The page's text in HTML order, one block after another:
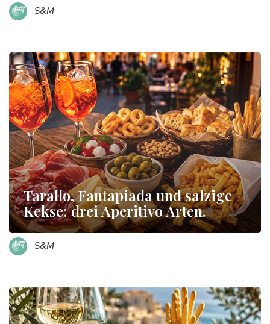
S&M
Tarallo, Fantapiada und salzige
Kekse: drei Aperitivo Arten.
S&M